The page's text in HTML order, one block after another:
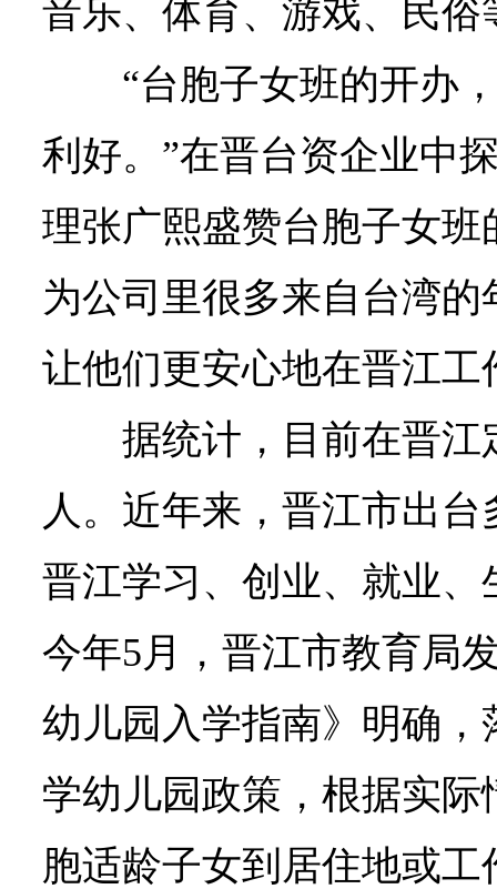
音乐、体育、游戏、民俗
“台胞子女班的开办
利好。”在晋台资企业中
理张广熙盛赞台胞子女
为公司里很多来自台湾
让他们更安心地在晋江工
据统计，目前在晋江
人。近年来，晋江市出
晋江学习、创业、就业
今年5月，晋江市教育局
幼儿园入学指南》明确
学幼儿园政策，根据实
胞适龄子女到居住地或